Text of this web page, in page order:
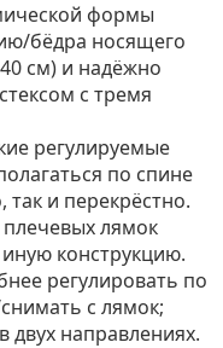
формы
бёдра носящего
см) и надёжно
с тремя
регулируемые
по спине
и перекрёстно.
лямок
конструкцию.
регулировать по
с лямок;
двух направлениях.